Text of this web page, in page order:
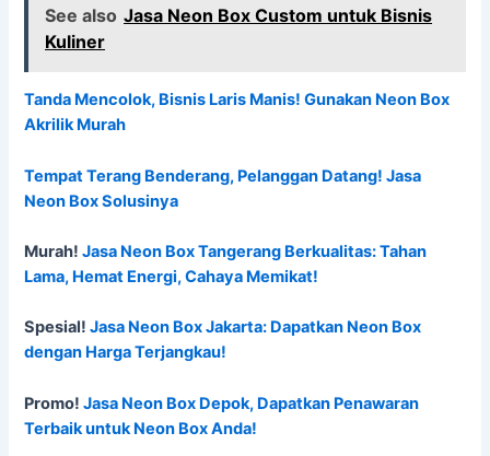
See also Jasa Neon Box Custom untuk Bisnis
Kuliner
Tanda Mencolok, Bisnis Laris Manis! Gunakan Neon Box
Akrilik Murah
Tempat Terang Benderang, Pelanggan Datang! Jasa
Neon Box Solusinya
Murah!Jasa Neon Box Tangerang Berkualitas: Tahan
Lama, Hemat Energi, Cahaya Memikat!
Spesial!Jasa Neon Box Jakarta: Dapatkan Neon Box
dengan Harga Terjangkau!
Promo!Jasa Neon Box Depok, Dapatkan Penawaran
Terbaik untuk Neon Box Anda!